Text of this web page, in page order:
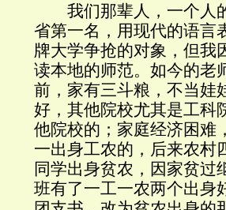
我们那辈人，一个人的
省第一名，用现代的语言
牌大学争抢的对象，但我
读本地的师范。如今的老
前，家有三斗粮，不当娃
好，其他院校尤其是工科
他院校的；家庭经济困难
一出身工农的，后来农村
同学出身贫农，因家贫过
班有了一工一农两个出身